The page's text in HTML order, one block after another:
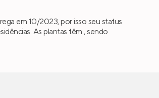
em 10/2023, por isso seu status
As plantas têm , sendo